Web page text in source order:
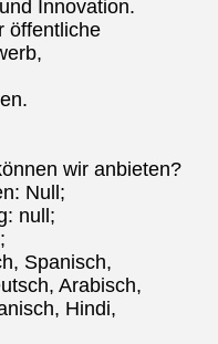
Innovation.
öffentliche
wir anbieten?
Null;
null;
Spanisch,
Arabisch,
Hindi,